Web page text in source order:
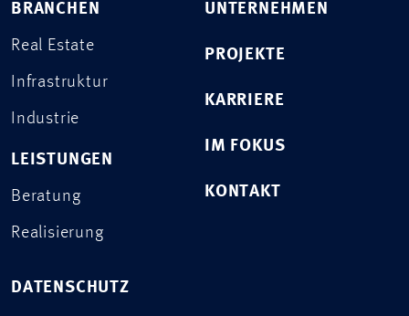
BRANCHEN
Real Estate
Infrastruktur
Industrie
LEISTUNGEN
Beratung
Realisierung
UNTERNEHMEN
PROJEKTE
KARRIERE
IM FOKUS
KONTAKT
DATENSCHUTZ